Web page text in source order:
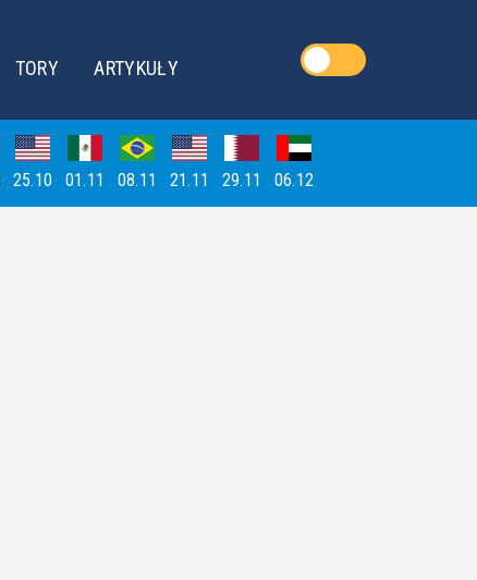
TORY ARTYKUŁY
25.10 01.11 08.11 21.11 29.11 06.12